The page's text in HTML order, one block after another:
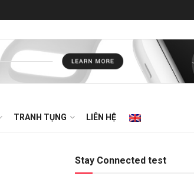
TRANH TỤNG LIÊN HỆ
Stay Connected test